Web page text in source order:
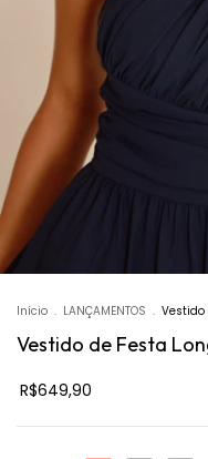
Início . LANÇAMENTOS . Vestido
Vestido de Festa
R$649,90